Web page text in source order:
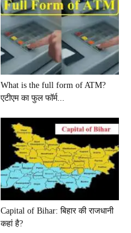
What is the full form of ATM?
एटीएम का फुल फॉर्म...
Capital of Bihar: बिहार की राजधानी
कहां है?